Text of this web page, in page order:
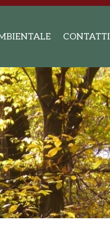
CONTATTI